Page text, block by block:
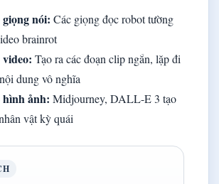
nói: Các giọng đọc robot tường
brainrot
Tạo ra các đoạn clip ngắn, lặp đi
dung vô nghĩa
ảnh: Midjourney, DALL-E 3 tạo
vật kỳ quái